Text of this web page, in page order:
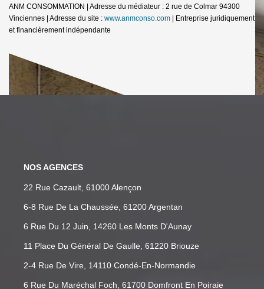
ANM CONSOMMATION | Adresse du médiateur : 2 rue de Colmar 94300
Vinciennes | Adresse du site : www.anmconso.com | Entreprise juridiquement
et financièrement indépendante
NOS AGENCES
22 Rue Cazault, 61000 Alençon
6-8 Rue De La Chaussée, 61200 Argentan
6 Rue Du 12 Juin, 14260 Les Monts D'Aunay
11 Place Du Général De Gaulle, 61220 Briouze
2-4 Rue De Vire, 14110 Condé-En-Normandie
6 Rue Du Maréchal Foch, 61700 Domfront En Poiraie